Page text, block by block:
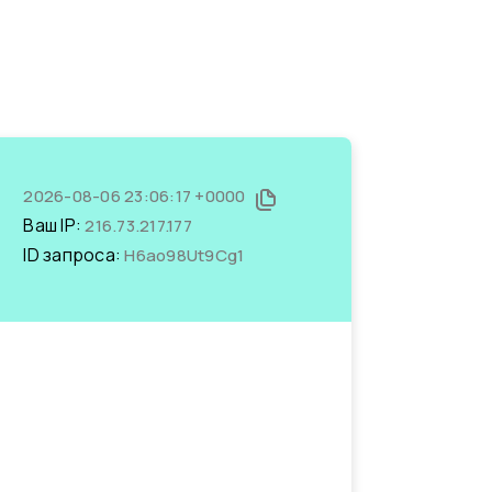
2026-08-06 23:06:17 +0000
Ваш IP:216.73.217.177
ID запроса:H6ao98Ut9Cg1